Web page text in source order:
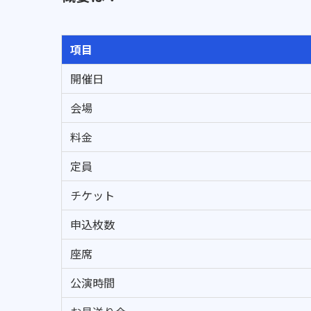
項目
開催日
会場
料金
定員
チケット
申込枚数
座席
公演時間